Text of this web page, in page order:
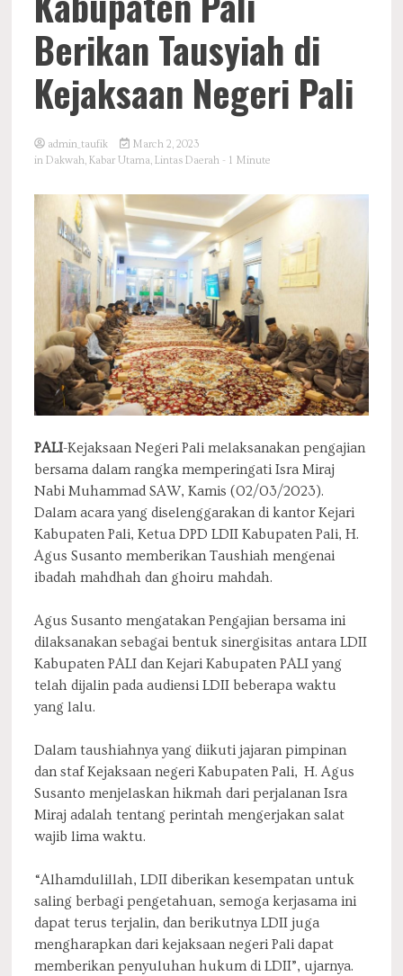
Berikan Tausyiah di
Kejaksaan Negeri Pali
admin_taufik
March 2, 2023
inDakwah ,Kabar Utama ,Lintas Daerah - 1 Minute
PALI-Kejaksaan Negeri Pali melaksanakan pengajian
bersama dalam rangka memperingati Isra Miraj
Nabi Muhammad SAW, Kamis (02/03/2023).
Dalam acara yang diselenggarakan di kantor Kejari
Kabupaten Pali, Ketua DPD LDII Kabupaten Pali, H.
Agus Susanto memberikan Taushiah mengenai
ibadah mahdhah dan ghoiru mahdah.
Agus Susanto mengatakan Pengajian bersama ini
dilaksanakan sebagai bentuk sinergisitas antara LDII
Kabupaten PALI dan Kejari Kabupaten PALI yang
telah dijalin pada audiensi LDII beberapa waktu
yang lalu.
Dalam taushiahnya yang diikuti jajaran pimpinan
dan staf Kejaksaan negeri Kabupaten Pali, H. Agus
Susanto menjelaskan hikmah dari perjalanan Isra
Miraj adalah tentang perintah mengerjakan salat
wajib lima waktu.
“Alhamdulillah, LDII diberikan kesempatan untuk
saling berbagi pengetahuan, semoga kerjasama ini
dapat terus terjalin, dan berikutnya LDII juga
mengharapkan dari kejaksaan negeri Pali dapat
memberikan penyuluhan hukum di LDII”, ujarnya.